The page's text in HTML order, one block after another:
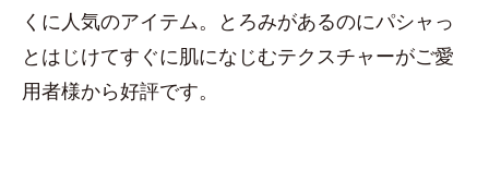
くに人気のアイテム。とろみがあるのにパシャっ
とはじけてすぐに肌になじむテクスチャーがご愛
用者様から好評です。